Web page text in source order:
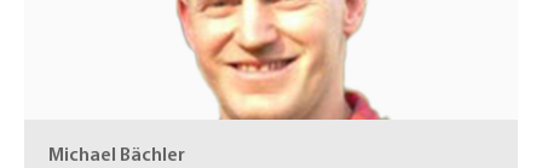
Michael Bächler